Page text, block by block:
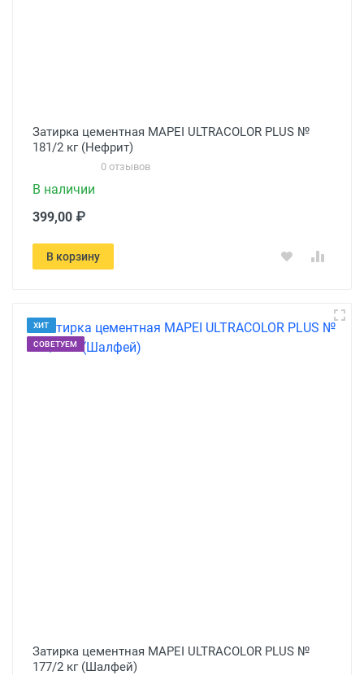
Затирка цементная MAPEI ULTRACOLOR PLUS №
181/2 кг (Нефрит)
0 отзывов
В наличии
399,00 ₽
В корзину
ХИТ
СОВЕТУЕМ
Затирка цементная MAPEI ULTRACOLOR PLUS №
177/2 кг (Шалфей)